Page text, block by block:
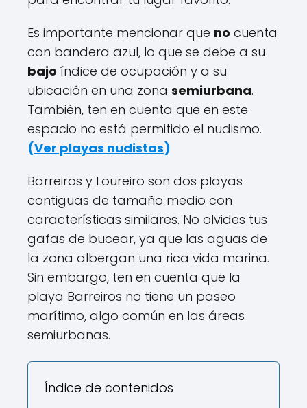
Es importante mencionar que no cuenta
con bandera azul, lo que se debe a su
bajo índice de ocupación y a su
ubicación en una zona semiurbana.
También, ten en cuenta que en este
espacio no está permitido el nudismo.
(Ver playas nudistas)
Barreiros y Loureiro son dos playas
contiguas de tamaño medio con
características similares. No olvides tus
gafas de bucear, ya que las aguas de
la zona albergan una rica vida marina.
Sin embargo, ten en cuenta que la
playa Barreiros no tiene un paseo
marítimo, algo común en las áreas
semiurbanas.
Índice de contenidos